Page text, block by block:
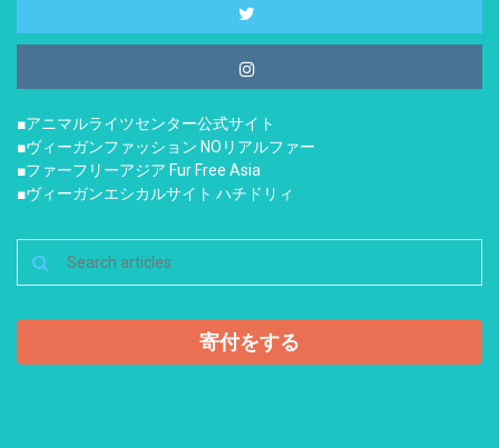
■アニマルライツセンター公式サイト
■ヴィーガンファッション NOリアルファー
■ファーフリーアジア Fur Free Asia
■ヴィーガンエシカルサイト ハチドリィ
寄付をする